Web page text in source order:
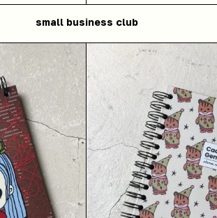
small business club